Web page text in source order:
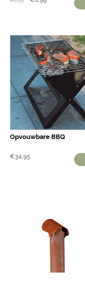
Opvouwbare BBQ
€34,95